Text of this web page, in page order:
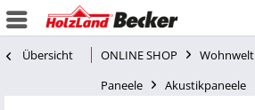
Übersicht ONLINE SHOP Wohnwelt
Paneele
Akustikpaneele